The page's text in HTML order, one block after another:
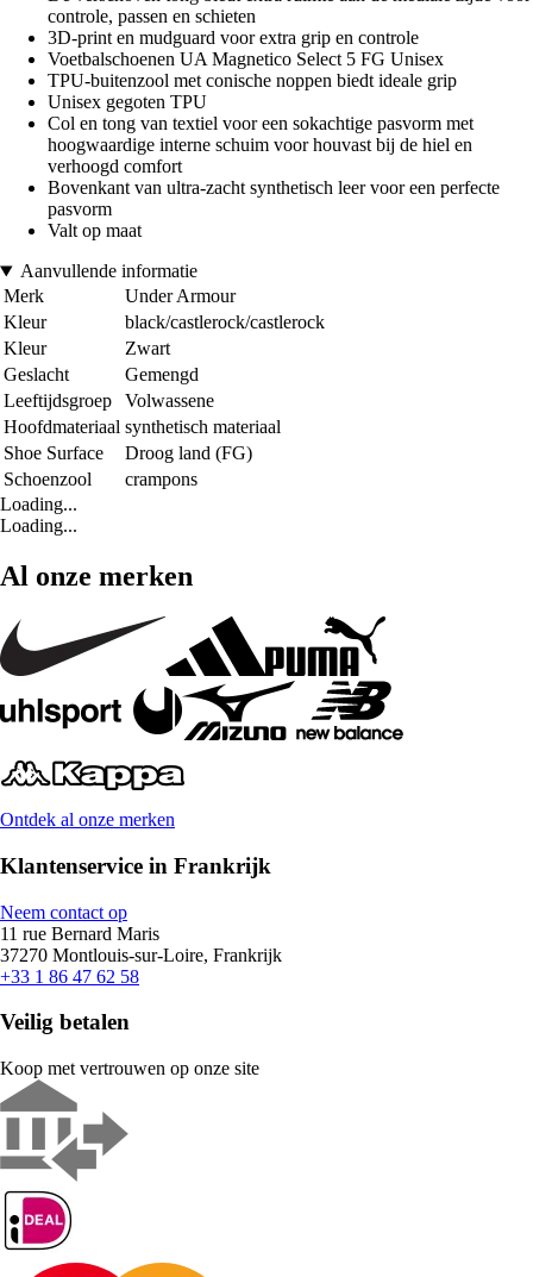
controle, passen en schieten
3D-print en mudguard voor extra grip en controle
Voetbalschoenen UA Magnetico Select 5 FG Unisex
TPU-buitenzool met conische noppen biedt ideale grip
Unisex gegoten TPU
Col en tong van textiel voor een sokachtige pasvorm met
hoogwaardige interne schuim voor houvast bij de hiel en
verhoogd comfort
Bovenkant van ultra-zacht synthetisch leer voor een perfecte
pasvorm
Valt op maat
Aanvullende informatie
Merk
Under Armour
Kleur
black/castlerock/castlerock
Kleur
Zwart
Geslacht
Gemengd
Leeftijdsgroep
Volwassene
Hoofdmateriaal synthetisch materiaal
Shoe Surface
Droog land (FG)
Schoenzool
crampons
Loading...
Loading...
Al onze merken
Ontdek al onze merken
Klantenservice in Frankrijk
Neem contact op
11 rue Bernard Maris
37270 Montlouis-sur-Loire, Frankrijk
+33 1 86 47 62 58
Veilig betalen
Koop met vertrouwen op onze site